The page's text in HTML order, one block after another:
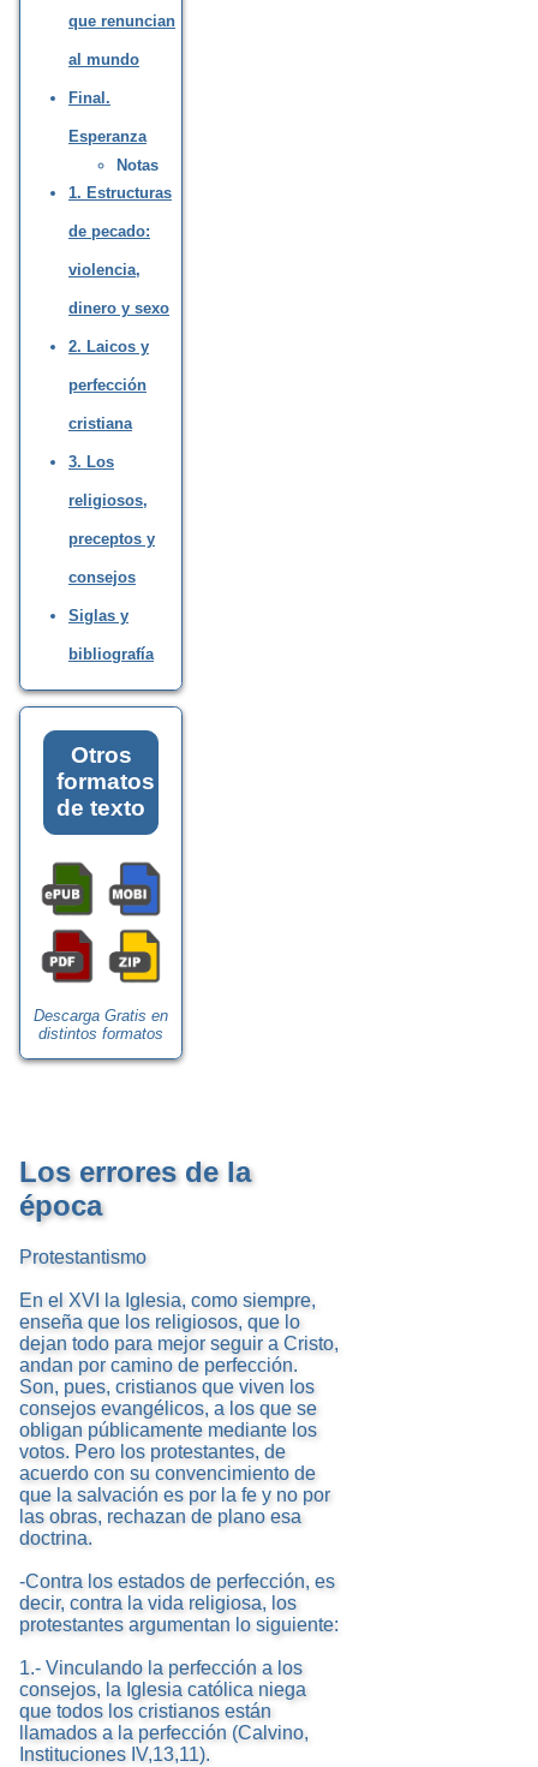
que renuncian
al mundo
Final.
Esperanza
Notas
1. Estructuras
de pecado:
violencia,
dinero y sexo
2. Laicos y
perfección
cristiana
3. Los
religiosos,
preceptos y
consejos
Siglas y
bibliografía
Otros
formatos
de texto
Descarga Gratis en
distintos formatos
Los errores de la
época
Protestantismo
En el XVI la Iglesia, como siempre,
enseña que los religiosos, que lo
dejan todo para mejor seguir a Cristo,
andan por camino de perfección.
Son, pues, cristianos que viven los
consejos evangélicos, a los que se
obligan públicamente mediante los
votos. Pero los protestantes, de
acuerdo con su convencimiento de
que la salvación es por la fe y no por
las obras, rechazan de plano esa
doctrina.
-Contra los estados de perfección, es
decir, contra la vida religiosa, los
protestantes argumentan lo siguiente:
1.- Vinculando la perfección a los
consejos, la Iglesia católica niega
que todos los cristianos están
llamados a la perfección (Calvino,
Instituciones IV,13,11).